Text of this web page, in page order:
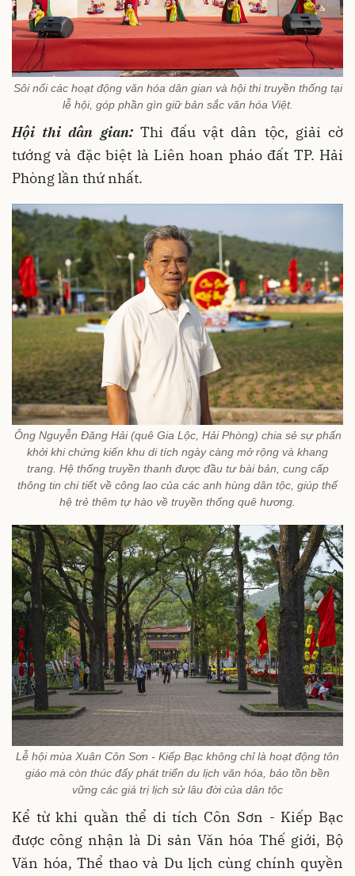
Sôi nổi các hoạt động văn hóa dân gian và hội thi truyền thống tại
lễ hội, góp phần gìn giữ bản sắc văn hóa Việt.
Hội thi dân gian:Thi đấu vật dân tộc, giải cờ
tướng và đặc biệt là Liên hoan pháo đất TP. Hải
Phòng lần thứ nhất.
Ông Nguyễn Đăng Hải (quê Gia Lộc, Hải Phòng) chia sẻ sự phấn
khởi khi chứng kiến khu di tích ngày càng mở rộng và khang
trang. Hệ thống truyền thanh được đầu tư bài bản, cung cấp
thông tin chi tiết về công lao của các anh hùng dân tộc, giúp thế
hệ trẻ thêm tự hào về truyền thống quê hương.
Lễ hội mùa Xuân Côn Sơn - Kiếp Bạc không chỉ là hoạt động tôn
giáo mà còn thúc đẩy phát triển du lịch văn hóa, bảo tồn bền
vững các giá trị lịch sử lâu đời của dân tộc
Kể từ khi quần thể di tích Côn Sơn - Kiếp Bạc
được công nhận là Di sản Văn hóa Thế giới, Bộ
Văn hóa, Thể thao và Du lịch cùng chính quyền